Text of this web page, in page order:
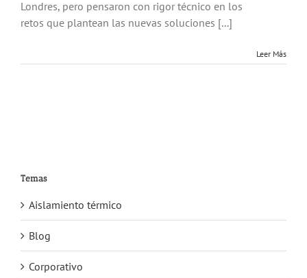
Londres, pero pensaron con rigor técnico en los
retos que plantean las nuevas soluciones [...]
Leer Más
Temas
Aislamiento térmico
Blog
Corporativo